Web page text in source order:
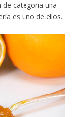
de categoria una
es uno de ellos.